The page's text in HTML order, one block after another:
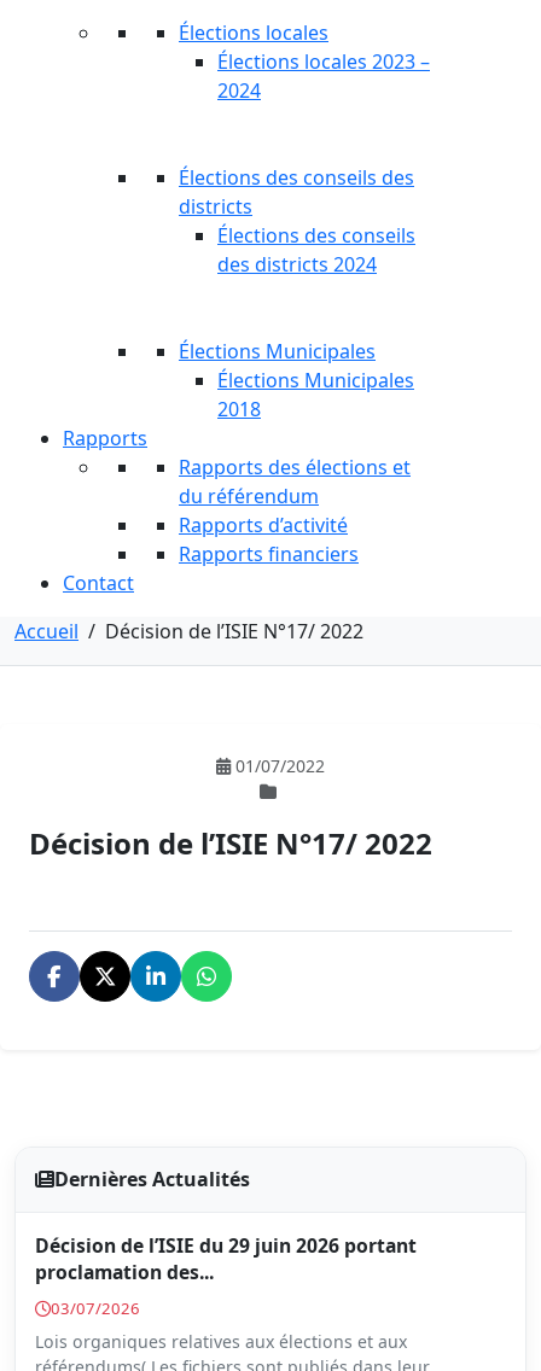
Élections locales
Élections locales 2023 –
2024
Élections des conseils des
districts
Élections des conseils
des districts 2024
Élections Municipales
Élections Municipales
2018
Rapports
Rapports des élections et
du référendum
Rapports d’activité
Rapports financiers
Contact
Accueil / Décision de l’ISIE N°17/ 2022
01/07/2022
Décision de l’ISIE N°17/ 2022
Dernières Actualités
Décision de l’ISIE du 29 juin 2026 portant
proclamation des...
03/07/2026
Lois organiques relatives aux élections et aux